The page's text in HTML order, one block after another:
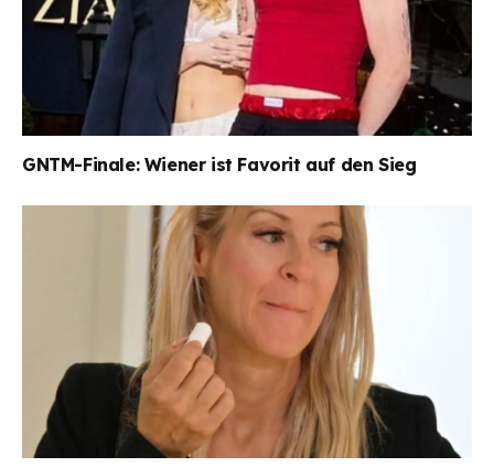
GNTM-Finale: Wiener ist Favorit auf den Sieg